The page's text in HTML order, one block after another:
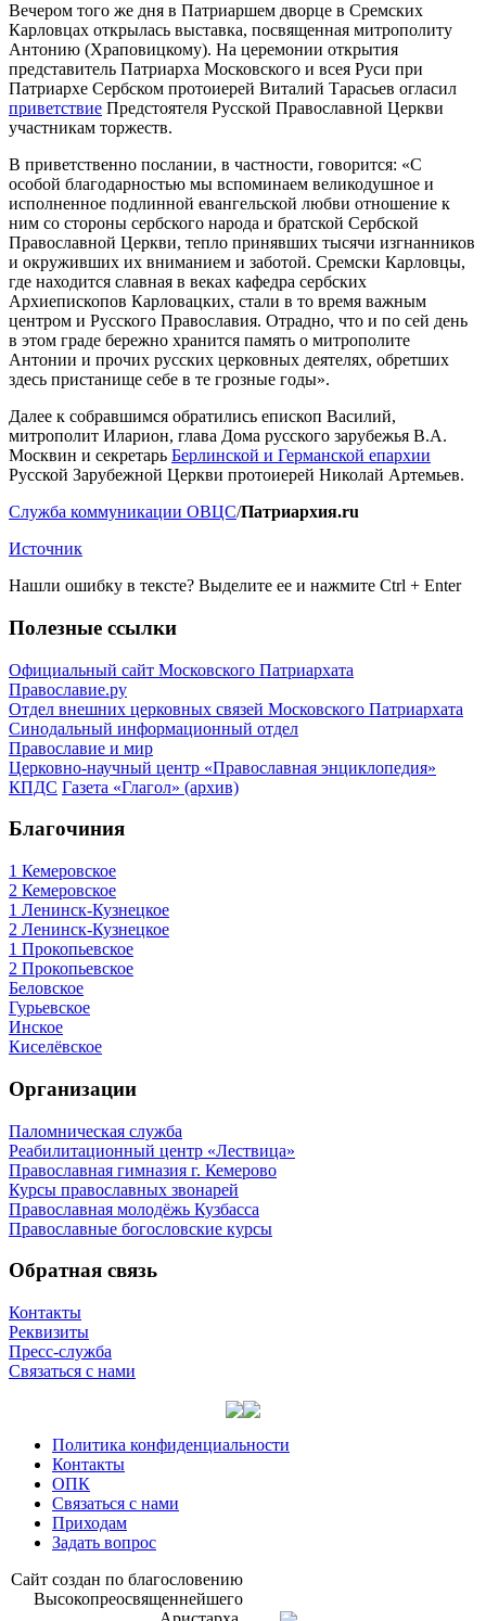
Вечером того же дня в Патриаршем дворце в Сремских
Карловцах открылась выставка, посвященная митрополиту
Антонию (Храповицкому). На церемонии открытия
представитель Патриарха Московского и всея Руси при
Патриархе Сербском протоиерей Виталий Тарасьев огласил
приветствие Предстоятеля Русской Православной Церкви
участникам торжеств.
В приветственно послании, в частности, говорится: «С
особой благодарностью мы вспоминаем великодушное и
исполненное подлинной евангельской любви отношение к
ним со стороны сербского народа и братской Сербской
Православной Церкви, тепло принявших тысячи изгнанников
и окруживших их вниманием и заботой. Сремски Карловцы,
где находится славная в веках кафедра сербских
Архиепископов Карловацких, стали в то время важным
центром и Русского Православия. Отрадно, что и по сей день
в этом граде бережно хранится память о митрополите
Антонии и прочих русских церковных деятелях, обретших
здесь пристанище себе в те грозные годы».
Далее к собравшимся обратились епископ Василий,
митрополит Иларион, глава Дома русского зарубежья В.А.
Москвин и секретарь Берлинской и Германской епархии
Русской Зарубежной Церкви протоиерей Николай Артемьев.
Служба коммуникации ОВЦС/Патриархия.ru
Источник
Нашли ошибку в тексте? Выделите ее и нажмите Ctrl + Enter
Полезные ссылки
Официальный сайт Московского Патриархата
Православие.ру
Отдел внешних церковных связей Московского Патриархата
Синодальный информационный отдел
Православие и мир
Церковно-научный центр «Православная энциклопедия»
КПДС Газета «Глагол» (архив)
Благочиния
1 Кемеровское
2 Кемеровское
1 Ленинск-Кузнецкое
2 Ленинск-Кузнецкое
1 Прокопьевское
2 Прокопьевское
Беловское
Гурьевское
Инское
Киселёвское
Организации
Паломническая служба
Реабилитационный центр «Лествица»
Православная гимназия г. Кемерово
Курсы православных звонарей
Православная молодёжь Кузбасса
Православные богословские курсы
Обратная связь
Контакты
Реквизиты
Пресс-служба
Связаться с нами
Политика конфиденциальности
Контакты
ОПК
Связаться с нами
Приходам
Задать вопрос
Сайт со­здан по бла­го­сло­ве­нию
Вы­со­ко­прео­свя­щен­ней­ше­го